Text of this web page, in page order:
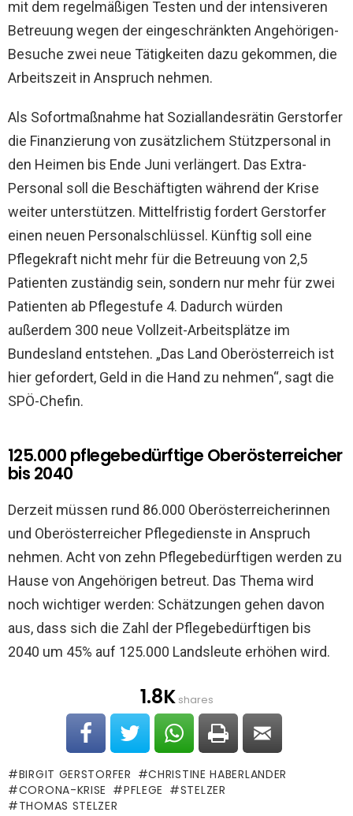
mit dem regelmäßigen Testen und der intensiveren
Betreuung wegen der eingeschränkten Angehörigen-
Besuche zwei neue Tätigkeiten dazu gekommen, die
Arbeitszeit in Anspruch nehmen.
Als Sofortmaßnahme hat Soziallandesrätin Gerstorfer
die Finanzierung von zusätzlichem Stützpersonal in
den Heimen bis Ende Juni verlängert. Das Extra-
Personal soll die Beschäftigten während der Krise
weiter unterstützen. Mittelfristig fordert Gerstorfer
einen neuen Personalschlüssel. Künftig soll eine
Pflegekraft nicht mehr für die Betreuung von 2,5
Patienten zuständig sein, sondern nur mehr für zwei
Patienten ab Pflegestufe 4. Dadurch würden
außerdem 300 neue Vollzeit-Arbeitsplätze im
Bundesland entstehen. „Das Land Oberösterreich ist
hier gefordert, Geld in die Hand zu nehmen“, sagt die
SPÖ-Chefin.
125.000 pflegebedürftige Oberösterreicher
bis 2040
Derzeit müssen rund 86.000 Oberösterreicherinnen
und Oberösterreicher Pflegedienste in Anspruch
nehmen. Acht von zehn Pflegebedürftigen werden zu
Hause von Angehörigen betreut. Das Thema wird
noch wichtiger werden: Schätzungen gehen davon
aus, dass sich die Zahl der Pflegebedürftigen bis
2040 um 45% auf 125.000 Landsleute erhöhen wird.
1.8Kshares
BIRGIT GERSTORFER
CHRISTINE HABERLANDER
CORONA-KRISE
PFLEGE
STELZER
THOMAS STELZER